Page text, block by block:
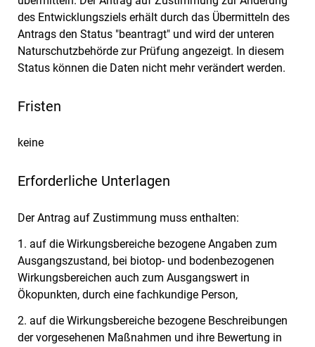
des Entwicklungsziels erhält durch das Übermitteln des
Antrags den Status "beantragt" und wird der unteren
Naturschutzbehörde zur Prüfung angezeigt. In diesem
Status können die Daten nicht mehr verändert werden.
Fristen
keine
Erforderliche Unterlagen
Der Antrag auf Zustimmung muss enthalten:
1. auf die Wirkungsbereiche bezogene Angaben zum
Ausgangszustand, bei biotop- und bodenbezogenen
Wirkungsbereichen auch zum Ausgangswert in
Ökopunkten, durch eine fachkundige Person,
2. auf die Wirkungsbereiche bezogene Beschreibungen
der vorgesehenen Maßnahmen und ihre Bewertung in